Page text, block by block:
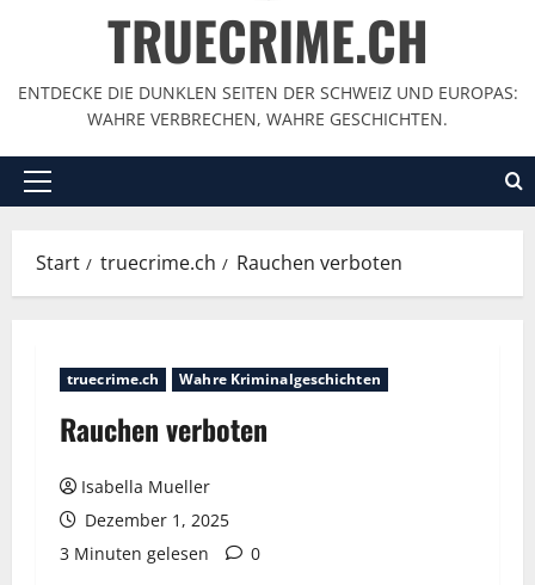
TRUECRIME.CH
ENTDECKE DIE DUNKLEN SEITEN DER SCHWEIZ UND EUROPAS:
WAHRE VERBRECHEN, WAHRE GESCHICHTEN.
Start truecrime.ch Rauchen verboten
truecrime.ch Wahre Kriminalgeschichten
Rauchen verboten
Isabella Mueller
Dezember 1, 2025
3 Minuten gelesen
0